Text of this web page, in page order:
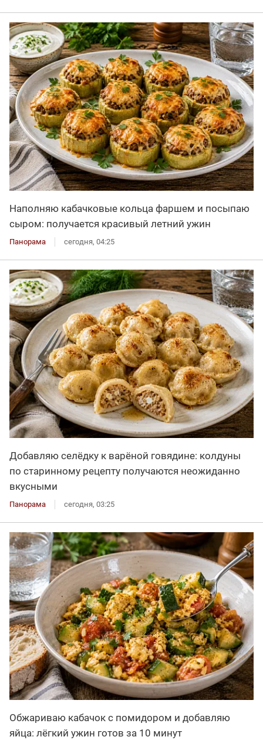
Наполняю кабачковые кольца фаршем и посыпаю
сыром: получается красивый летний ужин
Панорама сегодня, 04:25
Добавляю селёдку к варёной говядине: колдуны
по старинному рецепту получаются неожиданно
вкусными
Панорама сегодня, 03:25
Обжариваю кабачок с помидором и добавляю
яйца: лёгкий ужин готов за 10 минут